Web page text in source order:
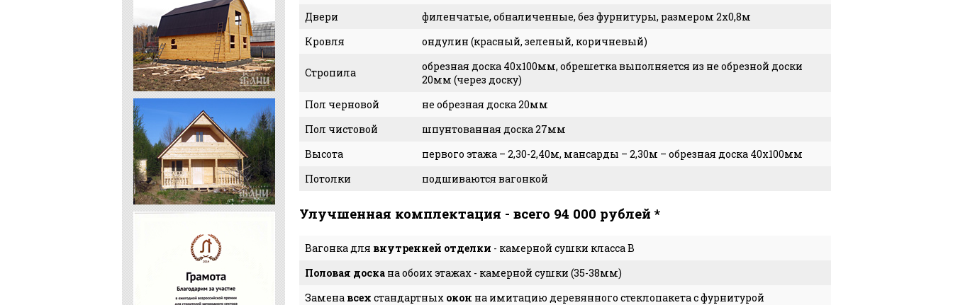
Двери
филенчатые, обналиченные, без фурнитуры, размером 2х0,8м
Кровля
ондулин (красный, зеленый, коричневый)
Стропила
обрезная доска 40х100мм, обрешетка выполняется из не обрезной доски
20мм (через доску)
Пол черновой
не обрезная доска 20мм
Пол чистовой
шпунтованная доска 27мм
Высота
первого этажа – 2,30-2,40м, мансарды – 2,30м – обрезная доска 40х100мм
Потолки
подшиваются вагонкой
Улучшенная комплектация - всего 94 000 рублей *
Вагонка для внутренней отделки - камерной сушки класса B
Половая доска на обоих этажах - камерной сушки (35-38мм)
Замена всех стандартных окон на имитацию деревянного стеклопакета с фурнитурой